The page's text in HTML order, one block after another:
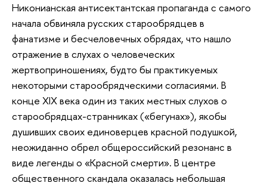
Никонианская антисектантская пропаганда с самого
начала обвиняла русских старообрядцев в
фанатизме и бесчеловечных обрядах, что нашло
отражение в слухах о человеческих
жертвоприношениях, будто бы практикуемых
некоторыми старообрядческими согласиями. В
конце XIX века один из таких местных слухов о
старообрядцах-странниках («бегунах»), якобы
душивших своих единоверцев красной подушкой,
неожиданно обрел общероссийский резонанс в
виде легенды о «Красной смерти». В центре
общественного скандала оказалась небольшая